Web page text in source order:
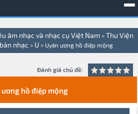
âm nhạc và nhạc cụ Việt Nam > Thư Viện
nhạc > U > Uyên ương hồ điệp mộng
Đánh giá chủ đề:
ương hồ điệp mộng